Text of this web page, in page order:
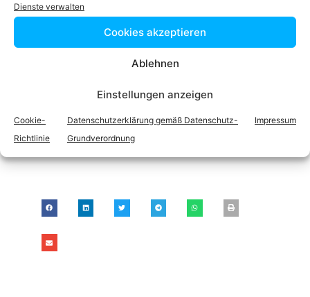
Dienste verwalten
Cookies akzeptieren
Ablehnen
Einstellungen anzeigen
Cookie-
Richtlinie
Datenschutzerklärung gemäß Datenschutz-
Grundverordnung
Impressum
DieserArtikelbasiert auf dem in den Quellen
angeführten Wikipedia-Artikel, verfügbar unter
Bewertung dieses Artikels
Anmerkungen zu diesem Artikel?